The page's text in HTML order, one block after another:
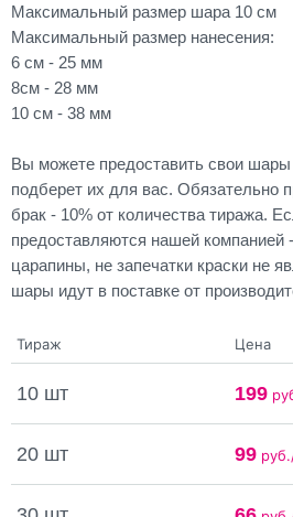
Максимальный размер шара 10 см
Максимальный размер нанесения:
6 см - 25 мм
8см - 28 мм
10 см - 38 мм
Вы можете предоставить свои
подберет их для вас. Обязательно
брак - 10% от количества тиража.
предоставляются нашей компанией
царапины, не запечатки краски не
шары идут в поставке от
Тираж Цена
10 шт 199
20 шт 99